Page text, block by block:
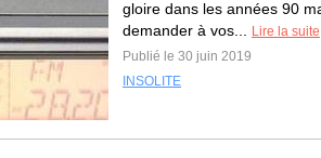
gloire dans les années 90
demander à vos...
Lire la suite
Publié le 30 juin 2019
INSOLITE